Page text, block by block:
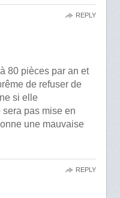
80 pièces par an et
de refuser de
si elle
pas mise en
une mauvaise
REPLY
REPLY